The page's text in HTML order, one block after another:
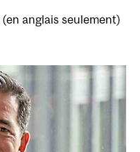
(en anglais seulement)